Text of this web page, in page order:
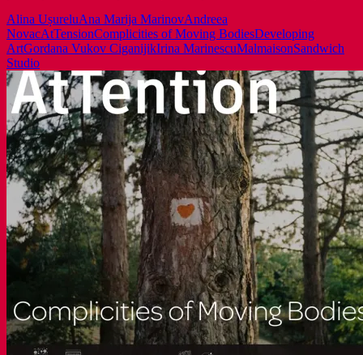
Alina UșureluAna Marija MarinovAndreea
NovacAtTensionComplicities of Moving BodiesDeveloping
ArtGordana Vukov CiganijikIrina MarinescuMalmaisonSandwich
Studio